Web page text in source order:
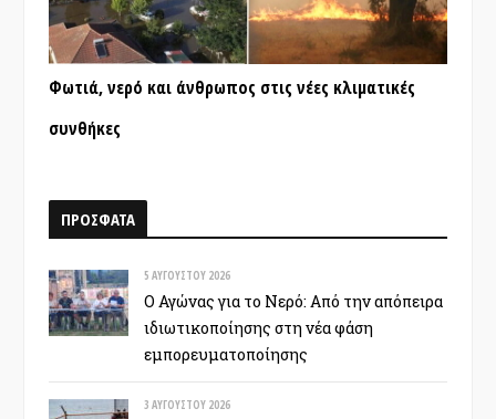
Φωτιά, νερό και άνθρωπος στις νέες κλιματικές
συνθήκες
ΠΡΟΣΦΑΤΑ
5 ΑΥΓΟΎΣΤΟΥ 2026
Ο Αγώνας για το Νερό: Από την απόπειρα
ιδιωτικοποίησης στη νέα φάση
εμπορευματοποίησης
3 ΑΥΓΟΎΣΤΟΥ 2026